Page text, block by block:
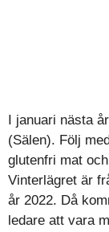
I januari nästa
(Sälen). Följ
glutenfri mat
Vinterlägret är
år 2022. Då
ledare att vara